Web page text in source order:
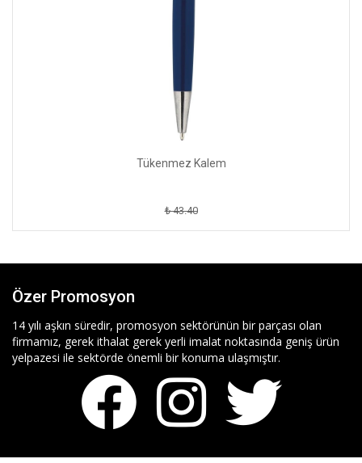
Tükenmez Kalem
₺ 43.40
Özer Promosyon
14 yılı aşkın süredir, promosyon sektörünün bir parçası olan
firmamız, gerek ithalat gerek yerli imalat noktasında geniş ürün
yelpazesi ile sektörde önemli bir konuma ulaşmıştır.